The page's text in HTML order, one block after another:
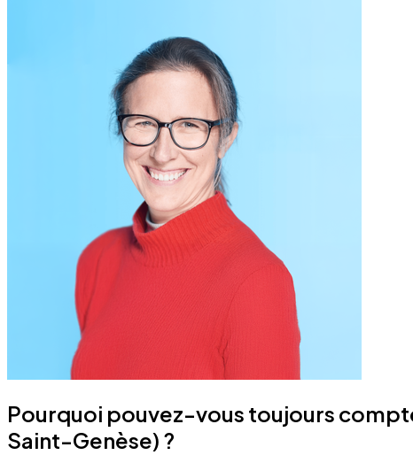
Pourquoi pouvez-vous toujours
Saint-Genèse) ?